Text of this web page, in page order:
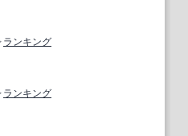
ランキング
ランキング